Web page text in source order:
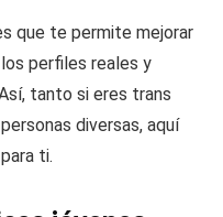
que te permite mejorar
perfiles reales y
tanto si eres trans
diversas, aquí
ti.